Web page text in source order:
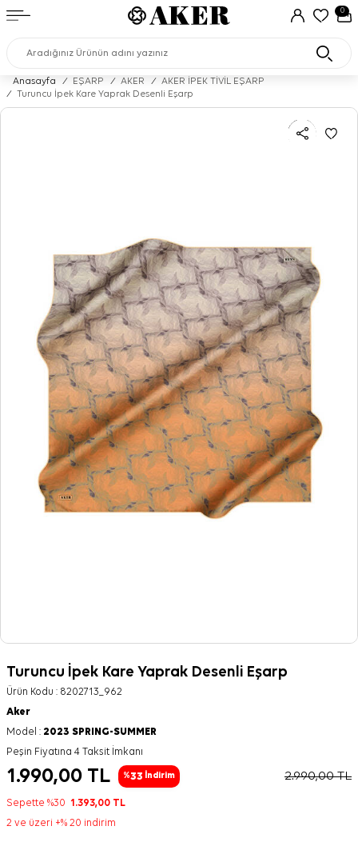
0
Anasayfa / EŞARP / AKER /
AKER İPEK TİVİL EŞARP
/
Turuncu İpek Kare Yaprak Desenli Eşarp
Turuncu İpek Kare Yaprak Desenli Eşarp
Ürün Kodu : 8202713_962
Aker
Model : 2023 SPRING-SUMMER
Peşin Fiyatına 4 Taksit İmkanı
1.990,00 TL %33 İndirim 2.990,00TL
Sepette %30 1.393,00 TL
2 ve üzeri +% 20 indirim